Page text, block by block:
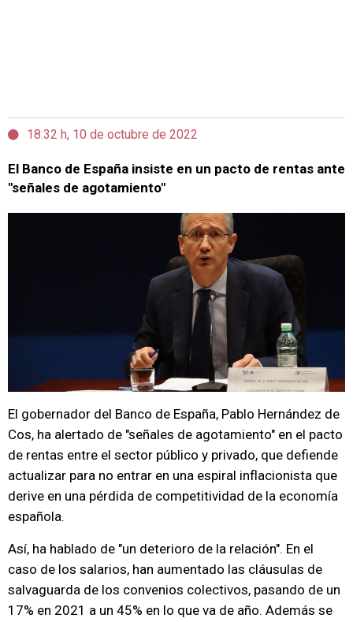
18:32 h, 10 de octubre de 2022
El Banco de España insiste en un pacto de rentas ante
"señales de agotamiento"
El gobernador del Banco de España, Pablo Hernández de
Cos, ha alertado de "señales de agotamiento" en el pacto
de rentas entre el sector público y privado, que defiende
actualizar para no entrar en una espiral inflacionista que
derive en una pérdida de competitividad de la economía
española.
Así, ha hablado de "un deterioro de la relación". En el
caso de los salarios, han aumentado las cláusulas de
salvaguarda de los convenios colectivos, pasando de un
17% en 2021 a un 45% en lo que va de año. Además se